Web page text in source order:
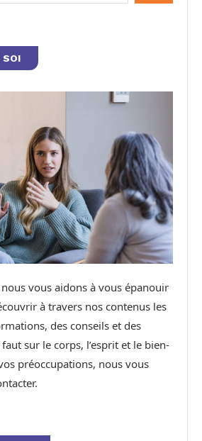
SOI
vous aidons à vous épanouir
à travers nos contenus les
des conseils et des
sur le corps, l’esprit et le bien-
préoccupations, nous vous